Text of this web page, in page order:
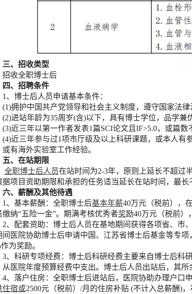
三、招收类型
招收全职博士后
四、招聘条件
1、博士后人员申请基本条件：
(1)拥护中国共产党领导和社会主义制度，遵守国家法
(2)进站年龄为35周岁(含)以下，具有博士学位，品学兼
(3)近三年以第一作者发表1篇SCI论文且IF>5.0，或篇
(4)近三年参与过1项市厅级及以上科研课题，或本人
或有海外实验室工作经验。
五、在站期限
全职博士后人员在站时间为2-3年，原则上延长不超过
据项目资助期限和承担的任务适当延长在站时间，最长
六、薪酬及其他待遇
1、基本薪酬：全职博士后基本年薪40万元（税前），
缴纳“五险一金”。期满考核优秀者奖励40万元（税前）
2、配套资助：博士后人员在基地期间获得各项省、市
间医院协助博士后申请中国、江苏省博士后基金等专
为奖励。
3、科研专项经费：博士后科研经费主要来自博士后科
从医院年度预算经费中支出。博士后人员出站后，其所
4、落户住房：全职博士后进站后，医院协助办理户口
住宿或2500元（税前）/月的住房补贴 (不计入总薪酬)